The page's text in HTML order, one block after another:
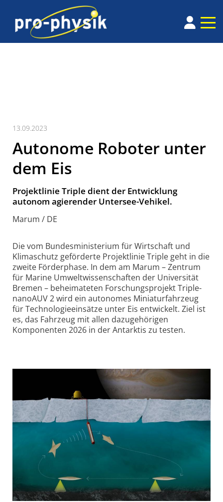
13.09.2023
Autonome Roboter unter
dem Eis
Projektlinie Triple dient der Entwicklung
autonom agierender Untersee-Vehikel.
Marum / DE
Die vom Bundesministerium für Wirtschaft und
Klimaschutz geförderte Projektlinie Triple geht in die
zweite Förderphase. In dem am Marum – Zentrum
für Marine Umweltwissenschaften der Universität
Bremen – beheimateten Forschungsprojekt Triple-
nanoAUV 2 wird ein autonomes Miniaturfahrzeug
für Technologieeinsätze unter Eis entwickelt. Ziel ist
es, das Fahrzeug mit allen dazugehörigen
Komponenten 2026 in der Antarktis zu testen.